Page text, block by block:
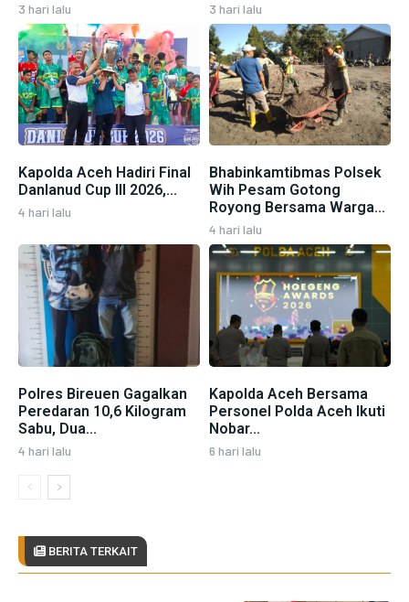
3 hari lalu 3 hari lalu
Kapolda Aceh Hadiri Final
Danlanud Cup III 2026,...
4 hari lalu
Bhabinkamtibmas Polsek
Wih Pesam Gotong
Royong Bersama Warga...
4 hari lalu
Polres Bireuen Gagalkan
Peredaran 10,6 Kilogram
Sabu, Dua...
4 hari lalu
Kapolda Aceh Bersama
Personel Polda Aceh Ikuti
Nobar...
6 hari lalu
BERITA TERKAIT